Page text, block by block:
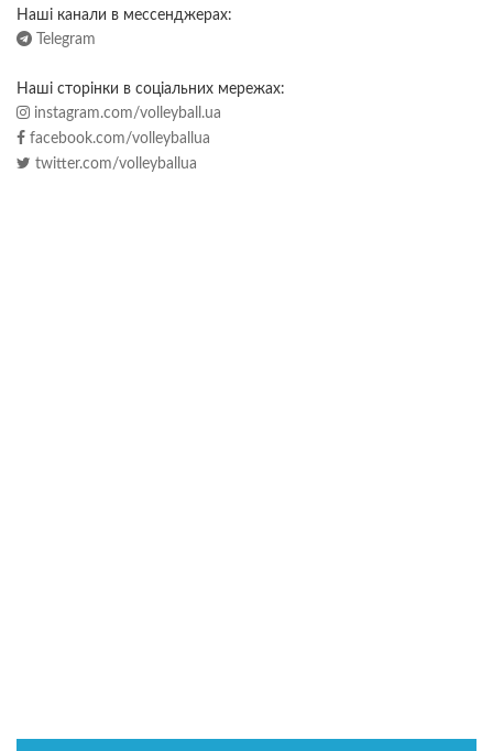
Наші канали в мессенджерах:
Telegram
Наші сторінки в соціальних мережах:
instagram.com/volleyball.ua
facebook.com/volleyballua
twitter.com/volleyballua